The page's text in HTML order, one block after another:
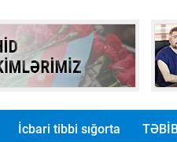
İcbari tibbi sığorta